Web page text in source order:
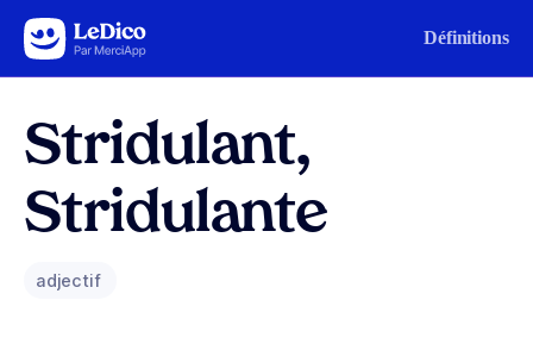
Aller au contenu Définitions
Stridulant,
Stridulante
adjectif